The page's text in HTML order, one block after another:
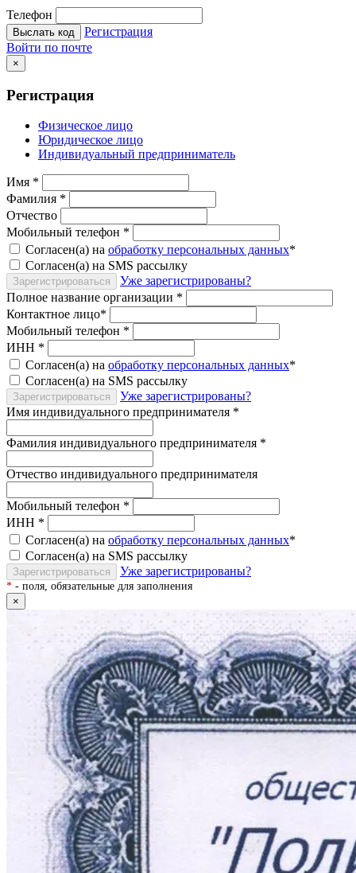
Телефон
Выслать код
Регистрация
Войти по почте
×
Регистрация
Физическое лицо
Юридическое лицо
Индивидуальный предприниматель
Имя *
Фамилия *
Отчество
Мобильный телефон *
Согласен(а) на обработку персональных данных*
Согласен(а) на SMS рассылку
Зарегистрироваться
Уже зарегистрированы?
Полное название организации *
Контактное лицо*
Мобильный телефон *
ИНН *
Согласен(а) на обработку персональных данных*
Согласен(а) на SMS рассылку
Зарегистрироваться
Уже зарегистрированы?
Имя индивидуального предпринимателя *
Фамилия индивидуального предпринимателя *
Отчество индивидуального предпринимателя
Мобильный телефон *
ИНН *
Согласен(а) на обработку персональных данных*
Согласен(а) на SMS рассылку
Зарегистрироваться Уже зарегистрированы?
* - поля, обязательные для заполнения
×